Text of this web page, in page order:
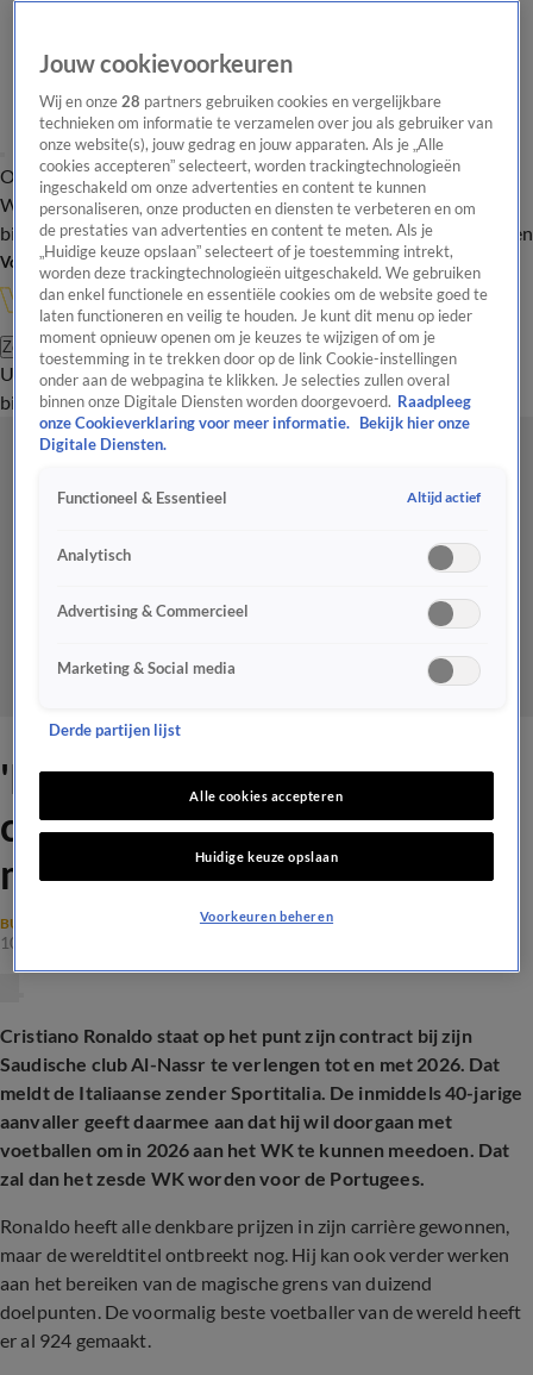
Overzicht Onze programma's Uitzendingen Onze gezichten
In de
WandelgangenInterviewsUitzending
bijwonenPodcastShopVeelgestelde vragenKijkersvraag insturen
Volg Vandaag Inside
Zoeken
UitzendingenVandaag InsideDe OranjezomerShopUitzending
bijwonen
'Ronaldo (40) verlengt
contract bij Al-Nassr en wil
met Portugal naar WK 2026'
BUITENLANDS VOETBAL
10 feb 2025, 09:49
Cristiano Ronaldo staat op het punt zijn contract bij zijn
Saudische club Al-Nassr te verlengen tot en met 2026. Dat
meldt de Italiaanse zender Sportitalia. De inmiddels 40-jarige
aanvaller geeft daarmee aan dat hij wil doorgaan met
voetballen om in 2026 aan het WK te kunnen meedoen. Dat
zal dan het zesde WK worden voor de Portugees.
Ronaldo heeft alle denkbare prijzen in zijn carrière gewonnen,
maar de wereldtitel ontbreekt nog. Hij kan ook verder werken
aan het bereiken van de magische grens van duizend
doelpunten. De voormalig beste voetballer van de wereld heeft
er al 924 gemaakt.
Jouw cookievoorkeuren
Wij en onze28 partners gebruiken cookies en vergelijkbare
technieken om informatie te verzamelen over jou als gebruiker van
onze website(s), jouw gedrag en jouw apparaten. Als je „Alle
cookies accepteren” selecteert, worden trackingtechnologieën
ingeschakeld om onze advertenties en content te kunnen
personaliseren, onze producten en diensten te verbeteren en om
de prestaties van advertenties en content te meten. Als je
„Huidige keuze opslaan” selecteert of je toestemming intrekt,
worden deze trackingtechnologieën uitgeschakeld. We gebruiken
dan enkel functionele en essentiële cookies om de website goed te
laten functioneren en veilig te houden. Je kunt dit menu op ieder
moment opnieuw openen om je keuzes te wijzigen of om je
toestemming in te trekken door op de link Cookie-instellingen
onder aan de webpagina te klikken. Je selecties zullen overal
binnen onze Digitale Diensten worden doorgevoerd. Raadpleeg
onze Cookieverklaring voor meer informatie.
Bekijk hier onze
Digitale Diensten.
Functioneel & Essentieel Altijd actief
Analytisch
Advertising & Commercieel
Marketing & Social media
Derde partijen lijst
Alle cookies accepteren
Huidige keuze opslaan
Voorkeuren beheren